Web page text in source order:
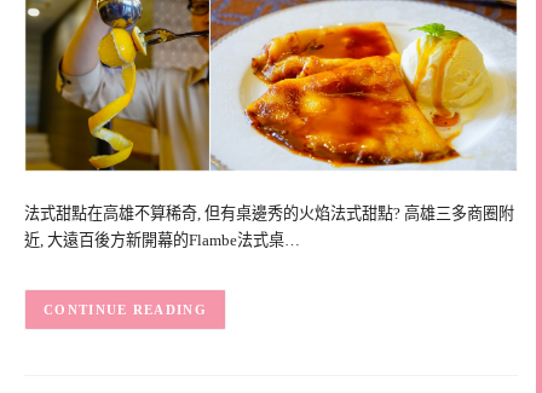
法式甜點在高雄不算稀奇, 但有桌邊秀的火焰法式甜點? 高雄三多商圈附
近, 大遠百後方新開幕的Flambe法式桌…
CONTINUE READING